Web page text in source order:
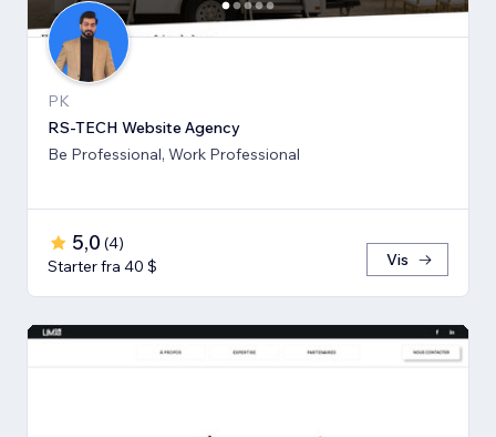
PK
RS-TECH Website Agency
Be Professional, Work Professional
5,0 (4)
Starter fra 40 $
Vis